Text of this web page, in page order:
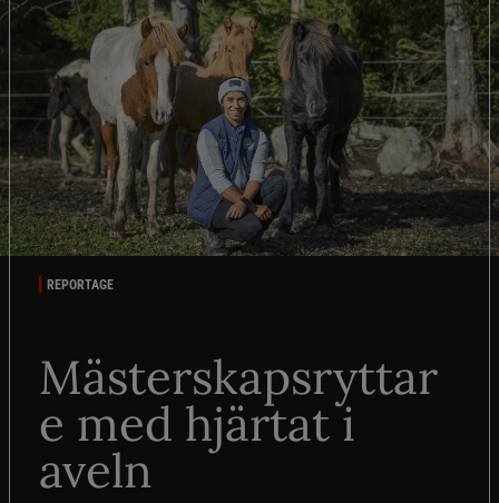
REPORTAGE
Mästerskapsryttar
e med hjärtat i
aveln